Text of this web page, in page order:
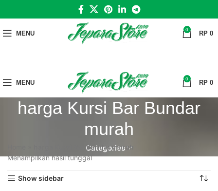
MENU 0 RP 0
MENU 0 RP 0
harga Kursi Bar Bundar
murah
Categories
harga Kursi Bar Bundar murah
Menampilkan hasil tunggal
Show sidebar